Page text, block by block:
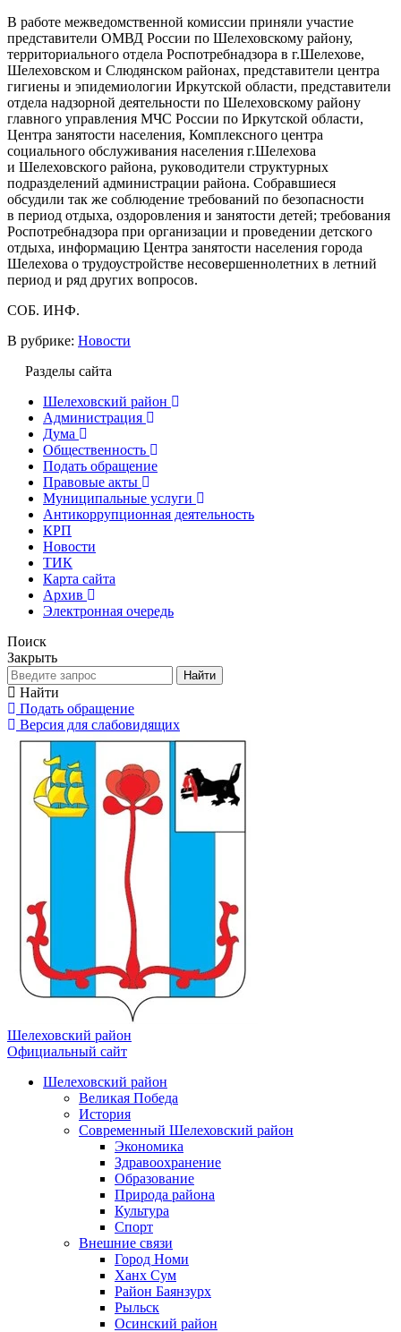
В работе межведомственной комиссии приняли участие
представители ОМВД России по Шелеховскому району,
территориального отдела Роспотребнадзора в г.Шелехове,
Шелеховском и Слюдянском районах, представители центра
гигиены и эпидемиологии Иркутской области, представители
отдела надзорной деятельности по Шелеховскому району
главного управления МЧС России по Иркутской области,
Центра занятости населения, Комплексного центра
социального обслуживания населения г.Шелехова
и Шелеховского района, руководители структурных
подразделений администрации района. Собравшиеся
обсудили так же соблюдение требований по безопасности
в период отдыха, оздоровления и занятости детей; требования
Роспотребнадзора при организации и проведении детского
отдыха, информацию Центра занятости населения города
Шелехова о трудоустройстве несовершеннолетних в летний
период и ряд других вопросов.
СОБ. ИНФ.
В рубрике: Новости
Разделы сайта
Шелеховский район
Администрация
Дума
Общественность
Подать обращение
Правовые акты
Муниципальные услуги
Антикоррупционная деятельность
КРП
Новости
ТИК
Карта сайта
Архив
Электронная очередь
Поиск
Закрыть
Найти
Найти
Подать обращение
Версия для слабовидящих
Шелеховский район
Официальный сайт
Шелеховский район
Великая Победа
История
Современный Шелеховский район
Экономика
Здравоохранение
Образование
Природа района
Культура
Спорт
Внешние связи
Город Номи
Ханх Сум
Район Баянзурх
Рыльск
Осинский район